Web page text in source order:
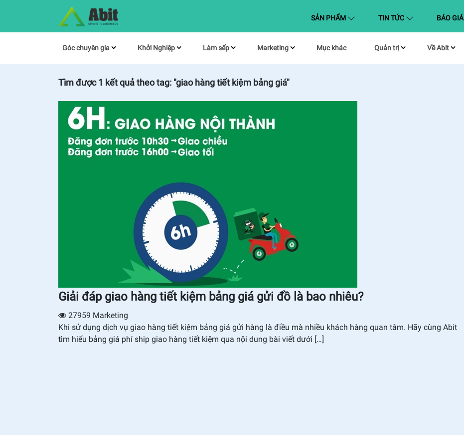
SẢN PHẨM (CURRENT)TIN TỨC BÁO GIÁ
Góc chuyên gia Khởi Nghiệp Làm sếp Marketing Mục khác Quản trị Về Abit
Tìm được1 kết quả theo tag: "giao hàng tiết kiệm bảng giá"
Giải đáp giao hàng tiết kiệm bảng giá gửi đồ là bao nhiêu?
27959 Marketing
Khi sử dụng dịch vụ giao hàng tiết kiệm bảng giá gửi hàng là điều mà nhiều khách hàng quan tâm. Hãy cùng Abit
tìm hiểu bảng giá phí ship giao hàng tiết kiệm qua nội dung bài viết dưới […]